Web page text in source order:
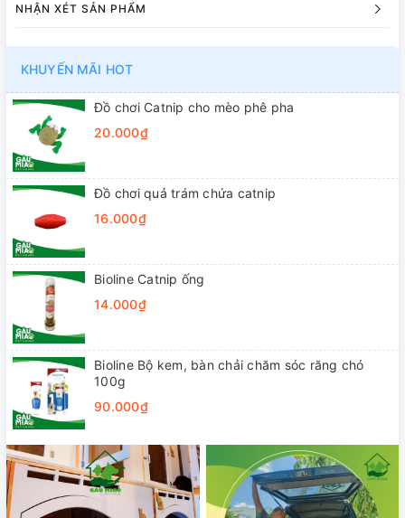
NHẬN XÉT SẢN PHẨM
KHUYẾN MÃI HOT
Đồ chơi Catnip cho mèo phê pha
20.000₫
Đồ chơi quả trám chứa catnip
16.000₫
Bioline Catnip ống
14.000₫
Bioline Bộ kem, bàn chải chăm sóc răng chó
100g
90.000₫